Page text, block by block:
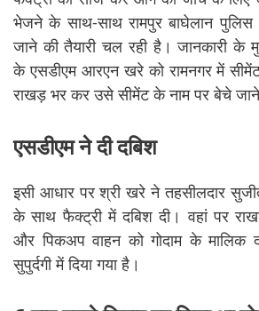
भेजने के साथ-साथ रामपुर बाघेलान
जाने की तैयारी चल रही है। जानकारी के
के एसडीएम आरएन खरे को रामनगर में सीमेंट
राखड़ भर कर उसे सीमेंट के नाम पर बेचे जाने
एसडीएम ने दी दबिश
इसी आधार पर श्री खरे ने तहसीलदार
के साथ फैक्ट्री में दबिश दी। वहां पर
और पिकअप वाहन को गोदाम के मालिक
सुपुर्दगी में दिया गया है।